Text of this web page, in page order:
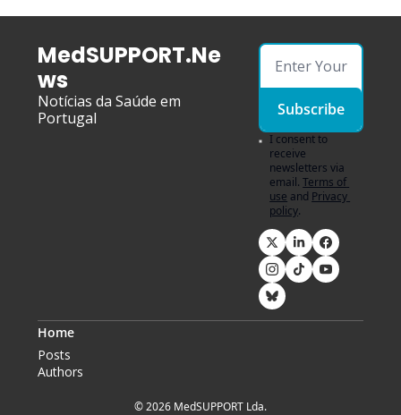
MedSUPPORT.Ne
ws
Notícias da Saúde em
Portugal
Subscribe
I consent to
receive
newsletters via
email. Terms of
use and Privacy
policy.
Home
Posts
Authors
© 2026 MedSUPPORT Lda.